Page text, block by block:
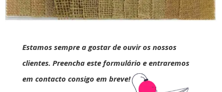
Estamos sempre a gostar de ouvir os nossos
clientes. Preencha este formulário e entraremos
em contacto consigo em breve!